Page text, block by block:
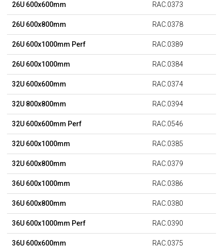
26U 600x600mm RAC.0373
26U 600x800mm RAC.0378
26U 600x1000mm Perf RAC.0389
26U 600x1000mm RAC.0384
32U 600x600mm RAC.0374
32U 800x800mm RAC.0394
32U 600x600mm Perf RAC.0546
32U 600x1000mm RAC.0385
32U 600x800mm RAC.0379
36U 600x1000mm RAC.0386
36U 600x800mm RAC.0380
36U 600x1000mm Perf RAC.0390
36U 600x600mm RAC.0375